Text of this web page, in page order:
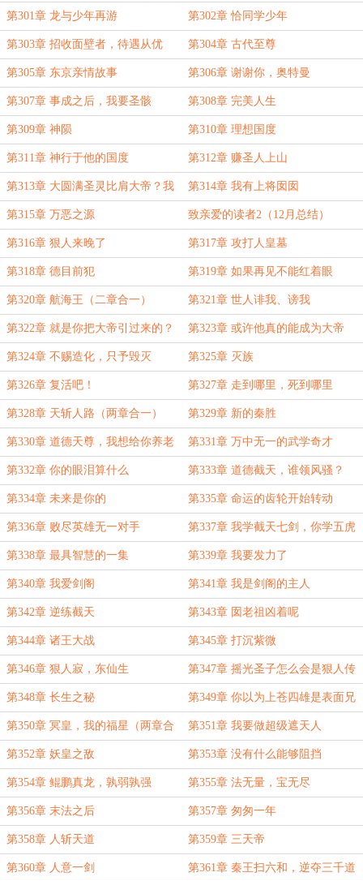
捧的人吗？
第301章 龙与少年再游 第302章 恰同学少年
第303章 招收面壁者，待遇从优 第304章 古代至尊
第305章 东京亲情故事 第306章 谢谢你，奥特曼
第307章 事成之后，我要圣骸 第308章 完美人生
第309章 神陨 第310章 理想国度
第311章 神行于他的国度 第312章 赚圣人上山
第313章 大圆满圣灵比肩大帝？我
来试试
第314章 我有上将囡囡
第315章 万恶之源 致亲爱的读者2（12月总结）
第316章 狠人来晚了 第317章 攻打人皇墓
第318章 德目前犯 第319章 如果再见不能红着眼
第320章 航海王（二章合一） 第321章 世人诽我、谤我
第322章 就是你把大帝引过来的？ 第323章 或许他真的能成为大帝
第324章 不赐造化，只予毁灭 第325章 灭族
第326章 复活吧！ 第327章 走到哪里，死到哪里
第328章 天斩人路（两章合一） 第329章 新的秦胜
第330章 道德天尊，我想给你养老 第331章 万中无一的武学奇才
第332章 你的眼泪算什么 第333章 道德截天，谁领风骚？
第334章 未来是你的 第335章 命运的齿轮开始转动
第336章 败尽英雄无一对手 第337章 我学截天七剑，你学五虎
断门刀
第338章 最具智慧的一集 第339章 我要发力了
第340章 我爱剑阁 第341章 我是剑阁的主人
第342章 逆练截天 第343章 囡老祖凶着呢
第344章 诸王大战 第345章 打沉紫微
第346章 狠人寂，东仙生 第347章 摇光圣子怎么会是狠人传
承者
第348章 长生之秘 第349章 你以为上苍四雄是表面兄
弟？
第350章 冥皇，我的福星（两章合
一）
第351章 我要做超级遮天人
第352章 妖皇之敌 第353章 没有什么能够阻挡
第354章 鲲鹏真龙，孰弱孰强 第355章 法无量，宝无尽
第356章 末法之后 第357章 匆匆一年
第358章 人斩天道 第359章 三天帝
第360章 人意一剑 第361章 秦王扫六和，逆夺三千道